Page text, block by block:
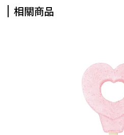
相關商品